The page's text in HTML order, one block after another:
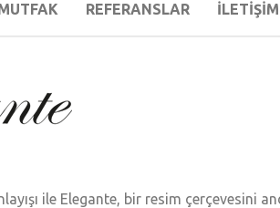
REFERANSLAR İLETİŞİM
ile Elegante, bir resim çerçevesini